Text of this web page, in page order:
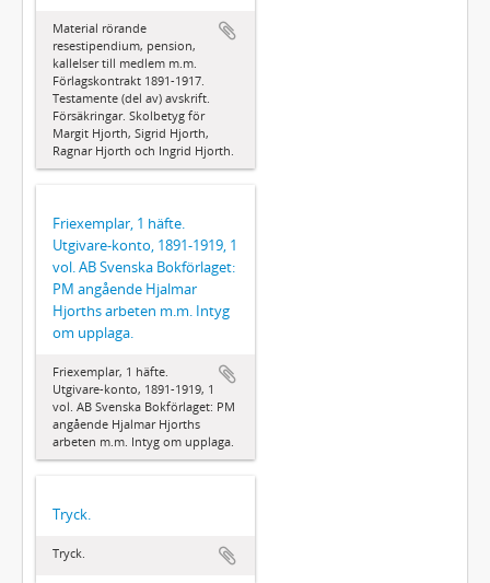
Material rörande
resestipendium, pension,
kallelser till medlem m.m.
Förlagskontrakt 1891-1917.
Testamente (del av) avskrift.
Försäkringar. Skolbetyg för
Margit Hjorth, Sigrid Hjorth,
Ragnar Hjorth och Ingrid Hjorth.
Friexemplar, 1 häfte.
Utgivare-konto, 1891-1919, 1
vol. AB Svenska Bokförlaget:
PM angående Hjalmar
Hjorths arbeten m.m. Intyg
om upplaga.
Friexemplar, 1 häfte.
Utgivare-konto, 1891-1919, 1
vol. AB Svenska Bokförlaget: PM
angående Hjalmar Hjorths
arbeten m.m. Intyg om upplaga.
Tryck.
Tryck.